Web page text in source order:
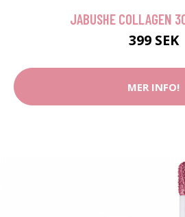
JABUSHE COLLAGEN
399 SEK
MER INFO!